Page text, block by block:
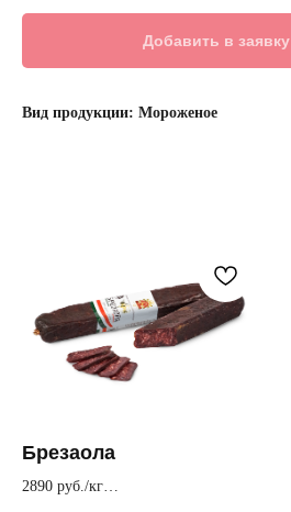
Добавить в заявку
Вид продукции: Мороженое
Брезаола
2890 руб./кг